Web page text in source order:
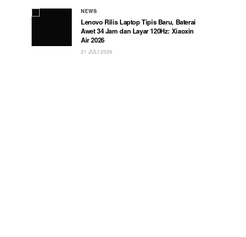
NEWS
Lenovo Rilis Laptop Tipis Baru, Baterai
Awet 34 Jam dan Layar 120Hz: Xiaoxin
Air 2026
21 JULI 2026